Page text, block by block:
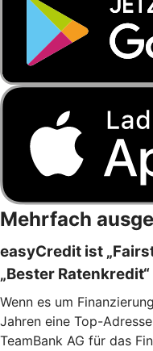
Mehrfach
easyCredit ist
„Bester Ratenkredit“
Wenn es um
Jahren eine Top-
TeamBank AG für das